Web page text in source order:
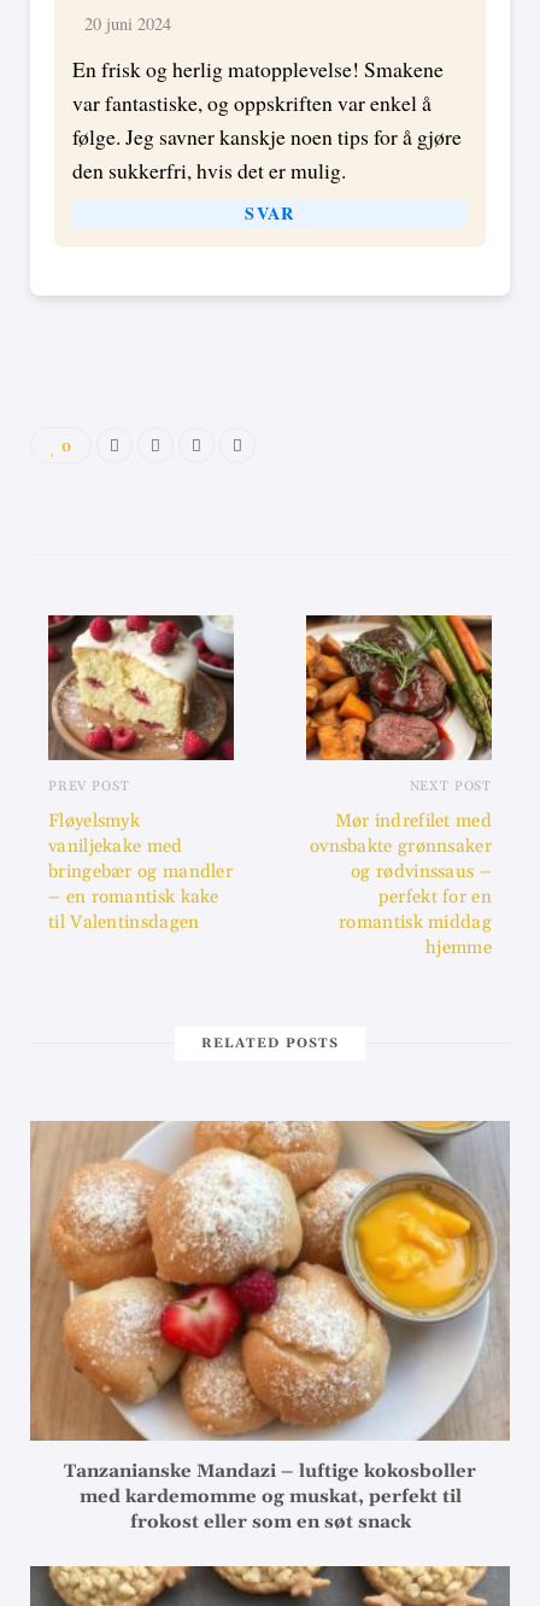
20 juni 2024
En frisk og herlig matopplevelse! Smakene
var fantastiske, og oppskriften var enkel å
følge. Jeg savner kanskje noen tips for å gjøre
den sukkerfri, hvis det er mulig.
SVAR
0
PREV POST
Fløyelsmyk
vaniljekake med
bringebær og mandler
– en romantisk kake
til Valentinsdagen
NEXT POST
Mør indrefilet med
ovnsbakte grønnsaker
og rødvinssaus –
perfekt for en
romantisk middag
hjemme
RELATED POSTS
Tanzanianske Mandazi – luftige kokosboller
med kardemomme og muskat, perfekt til
frokost eller som en søt snack